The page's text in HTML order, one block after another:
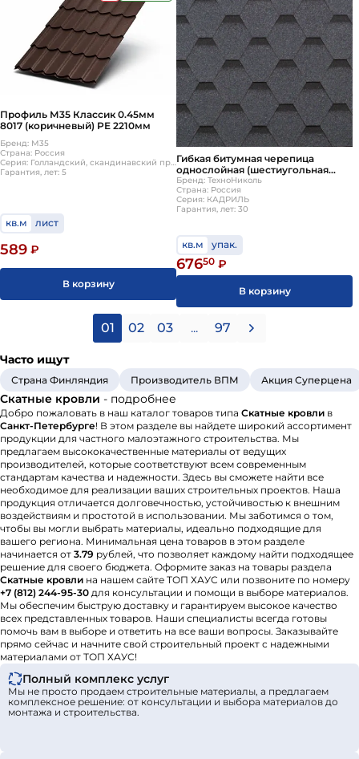
Профиль М35 Классик 0.45мм
8017 (коричневый) РЕ 2210мм
Бренд: М35
Страна: Россия
Серия: Голландский, скандинавский профиль, S-образной формы
Гарантия, лет: 5
кв.м лист
589 ₽
В корзину
Гибкая битумная черепица
однослойная (шестиугольная
нарезка, соты) ТЕХНОНИКОЛЬ
Шинглас КАДРИЛЬ Ольха
Бренд: ТехноНиколь
Страна: Россия
Серия: КАДРИЛЬ
Гарантия, лет: 30
кв.м упак.
67650 ₽
В корзину
01 02 03 ... 97
Часто ищут
Страна Финляндия Производитель ВПМ Акция Суперцена
Скатные кровли - подробнее
Добро пожаловать в наш каталог товаров типа Скатные кровли в
Санкт-Петербурге! В этом разделе вы найдете широкий ассортимент
продукции для частного малоэтажного строительства. Мы
предлагаем высококачественные материалы от ведущих
производителей, которые соответствуют всем современным
стандартам качества и надежности. Здесь вы сможете найти все
необходимое для реализации ваших строительных проектов. Наша
продукция отличается долговечностью, устойчивостью к внешним
воздействиям и простотой в использовании. Мы заботимся о том,
чтобы вы могли выбрать материалы, идеально подходящие для
вашего региона. Минимальная цена товаров в этом разделе
начинается от 3.79 рублей, что позволяет каждому найти подходящее
решение для своего бюджета. Оформите заказ на товары раздела
Скатные кровли на нашем сайте ТОП ХАУС или позвоните по номеру
+7 (812) 244-95-30 для консультации и помощи в выборе материалов.
Мы обеспечим быструю доставку и гарантируем высокое качество
всех представленных товаров. Наши специалисты всегда готовы
помочь вам в выборе и ответить на все ваши вопросы. Заказывайте
прямо сейчас и начните свой строительный проект с надежными
материалами от ТОП ХАУС!
Полный комплекс услуг
Мы не просто продаем строительные материалы, а предлагаем
комплексное решение: от консультации и выбора материалов до
монтажа и строительства.